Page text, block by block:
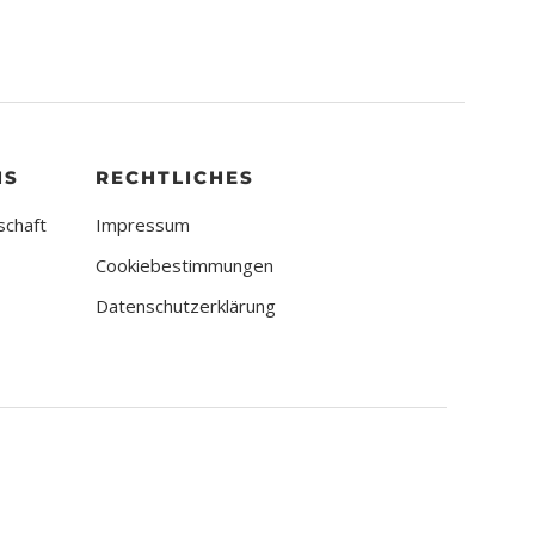
RECHTLICHES
Impressum
Cookiebestimmungen
Datenschutzerklärung